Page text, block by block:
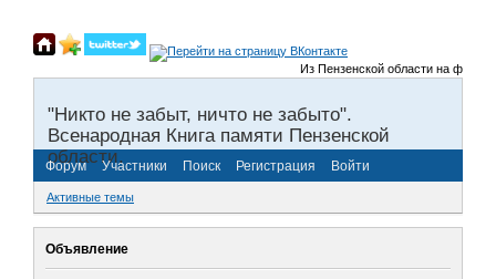
Из Пензенской области на
"Никто не забыт, ничто не забыто".
Всенародная Книга памяти Пензенской
области.
Форум Участники Поиск Регистрация Войти
Активные темы
Объявление